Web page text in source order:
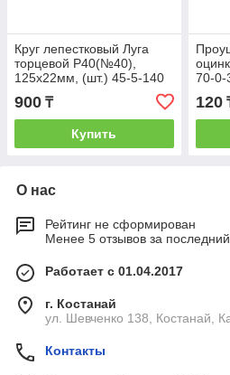
Круг лепестковый Луга
торцевой Р40(№40),
125х22мм, (шт.) 45-5-140
900 ₸
Купить
70-0-
120
О нас
Рейтинг не сформирован
Менее 5 отзывов за
Работает с 01.04.2017
г. Костанай
ул. Шевченко 138, Костанай,
Контакты